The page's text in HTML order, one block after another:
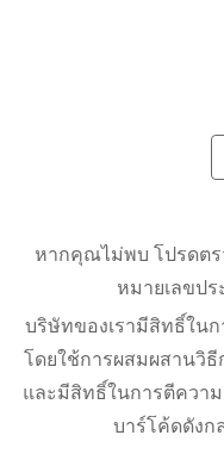
หากคุณไม่พบ โปรดตร
หมายเลขป
บริษัทของเรามีสิทธิ์ใน
โดยใช้การผสมผสานวิ
และมีสิทธิ์ในการตีควา
บาร์โค้ดดังก